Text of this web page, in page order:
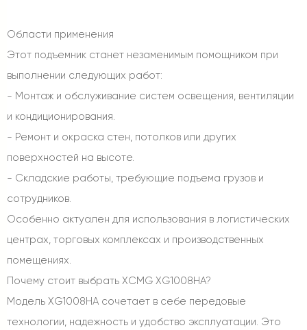
Области применения
Этот подъемник станет незаменимым помощником при
выполнении следующих работ:
- Монтаж и обслуживание систем освещения, вентиляции
и кондиционирования.
- Ремонт и окраска стен, потолков или других
поверхностей на высоте.
- Складские работы, требующие подъема грузов и
сотрудников.
Особенно актуален для использования в логистических
центрах, торговых комплексах и производственных
помещениях.
Почему стоит выбрать XCMG XG1008HA?
Модель XG1008HA сочетает в себе передовые
технологии, надежность и удобство эксплуатации. Это